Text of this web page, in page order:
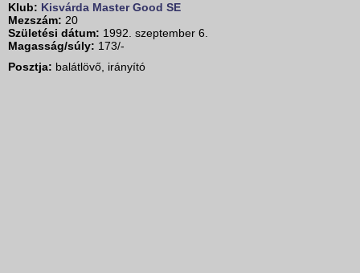
Klub: Kisvárda Master Good SE
Mezszám: 20
Születési dátum: 1992. szeptember 6.
Magasság/súly: 173/-
Posztja: balátlövő, irányító